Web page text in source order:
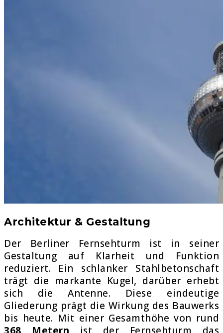
Architektur & Gestaltung
Der Berliner Fernsehturm ist in seiner
Gestaltung auf Klarheit und Funktion
reduziert. Ein schlanker Stahlbetonschaft
trägt die markante Kugel, darüber erhebt
sich die Antenne. Diese eindeutige
Gliederung prägt die Wirkung des Bauwerks
bis heute. Mit einer Gesamthöhe von rund
368 Metern ist der Fernsehturm das